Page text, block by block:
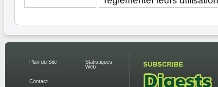
Plan du Site
Contact
Statistiques
Web